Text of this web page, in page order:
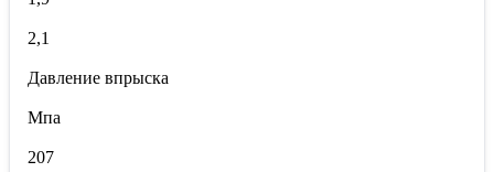
2,1
Давление впрыска
Мпа
207